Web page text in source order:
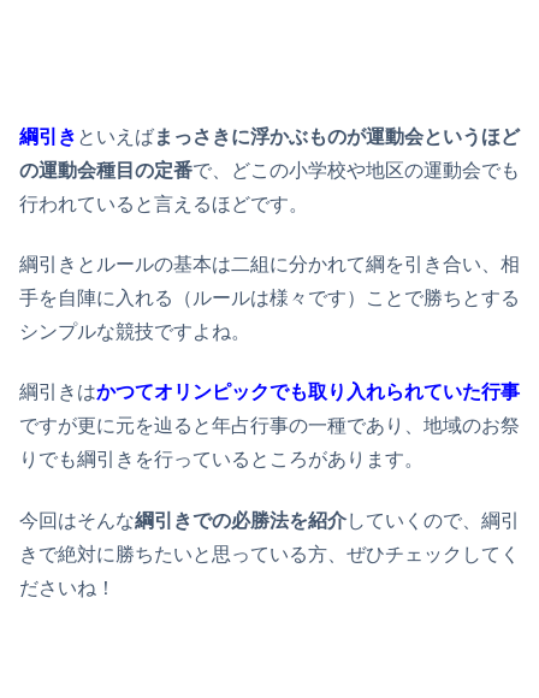
綱引き といえばまっさきに浮かぶものが運動会というほど
の運動会種目の定番で、どこの小学校や地区の運動会でも
行われていると言えるほどです。
綱引きとルールの基本は二組に分かれて綱を引き合い、相
手を自陣に入れる（ルールは様々です）ことで勝ちとする
シンプルな競技ですよね。
綱引きはかつてオリンピックでも取り入れられていた行事
ですが更に元を辿ると年占行事の一種であり、地域のお祭
りでも綱引きを行っているところがあります。
今回はそんな綱引きでの必勝法を紹介していくので、綱引
きで絶対に勝ちたいと思っている方、ぜひチェックしてく
ださいね！